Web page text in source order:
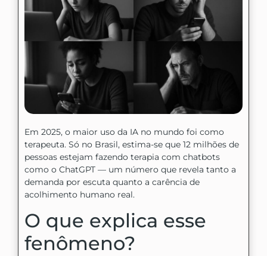
Em 2025, o maior uso da IA no mundo foi como
terapeuta. Só no Brasil, estima-se que 12 milhões de
pessoas estejam fazendo terapia com chatbots
como o ChatGPT — um número que revela tanto a
demanda por escuta quanto a carência de
acolhimento humano real.
O que explica esse
fenômeno?